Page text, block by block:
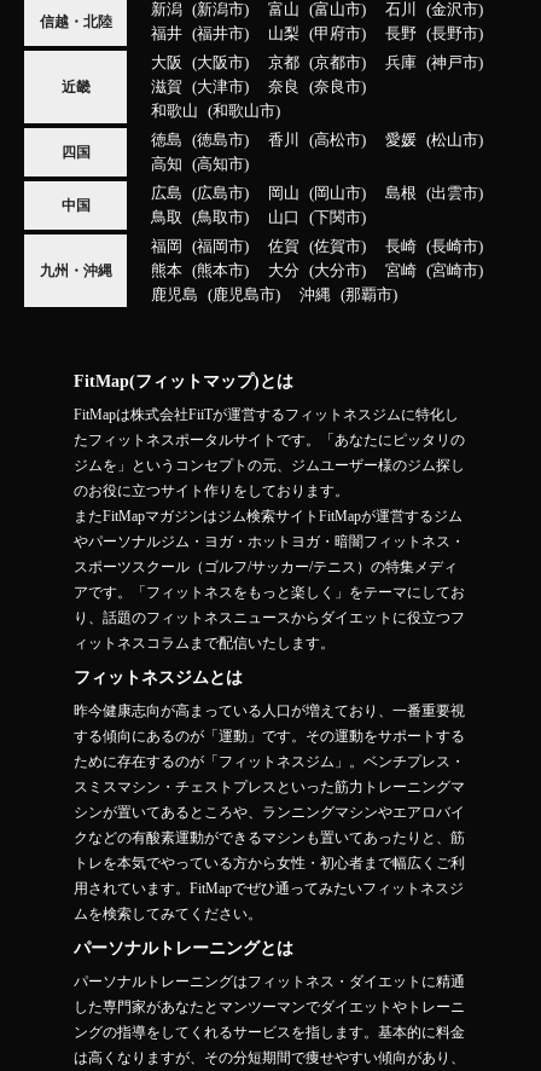
信越・北陸
新潟 新潟市 富山 富山市 石川
金沢市
福井
福井市 山梨 甲府市 長野 長野市
近畿
大阪 大阪市 京都 京都市 兵庫
神戸市
滋賀
大津市 奈良
奈良市
和歌山
和歌山市
四国
徳島 徳島市 香川 高松市 愛媛
松山市
高知
高知市
中国
広島 広島市 岡山 岡山市 島根
出雲市
鳥取
鳥取市 山口 下関市
九州・沖縄
福岡 福岡市 佐賀 佐賀市 長崎
長崎市
熊本
熊本市 大分 大分市 宮崎
宮崎市
鹿児島
鹿児島市 沖縄 那覇市
FitMap(フィットマップ)とは
FitMapは株式会社FiiTが運営するフィットネスジムに特化し
たフィットネスポータルサイトです。「あなたにピッタリの
ジムを」というコンセプトの元、ジムユーザー様のジム探し
のお役に立つサイト作りをしております。
またFitMapマガジンはジム検索サイトFitMapが運営するジム
やパーソナルジム・ヨガ・ホットヨガ・暗闇フィットネス・
スポーツスクール（ゴルフ/サッカー/テニス）の特集メディ
アです。「フィットネスをもっと楽しく」をテーマにしてお
り、話題のフィットネスニュースからダイエットに役立つフ
ィットネスコラムまで配信いたします。
フィットネスジムとは
昨今健康志向が高まっている人口が増えており、一番重要視
する傾向にあるのが「運動」です。その運動をサポートする
ために存在するのが「フィットネスジム」。ベンチプレス・
スミスマシン・チェストプレスといった筋力トレーニングマ
シンが置いてあるところや、ランニングマシンやエアロバイ
クなどの有酸素運動ができるマシンも置いてあったりと、筋
トレを本気でやっている方から女性・初心者まで幅広くご利
用されています。FitMapでぜひ通ってみたいフィットネスジ
ムを検索してみてください。
パーソナルトレーニングとは
パーソナルトレーニングはフィットネス・ダイエットに精通
した専門家があなたとマンツーマンでダイエットやトレーニ
ングの指導をしてくれるサービスを指します。基本的に料金
は高くなりますが、その分短期間で痩せやすい傾向があり、